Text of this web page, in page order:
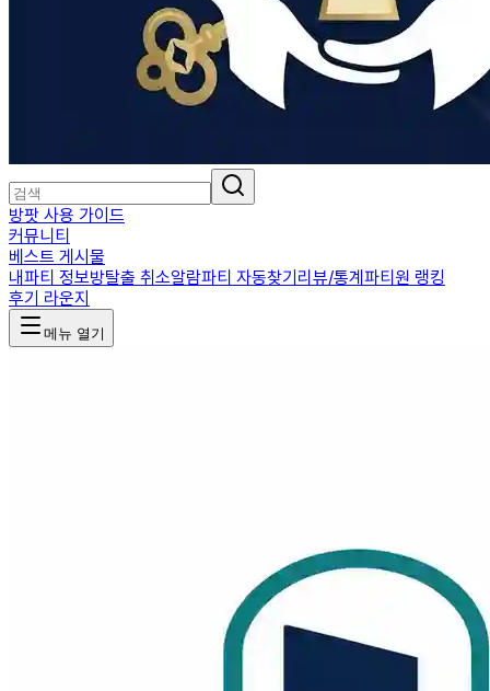
방팟 사용 가이드
커뮤니티
베스트 게시물
내파티 정보방탈출 취소알람파티 자동찾기리뷰/통계파티원 랭킹
후기 라운지
메뉴 열기